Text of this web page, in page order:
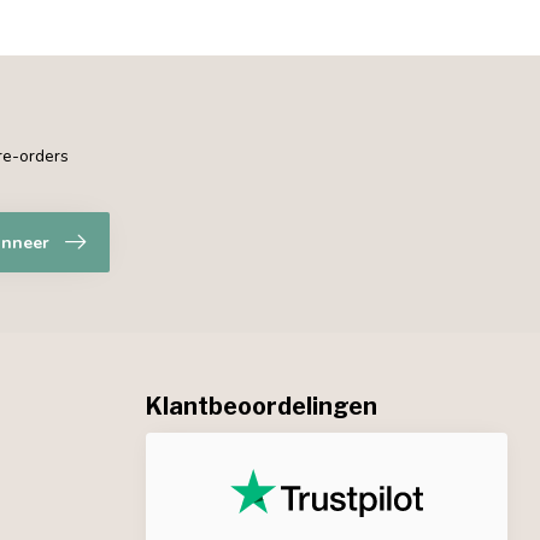
orders
Klantbeoordelingen